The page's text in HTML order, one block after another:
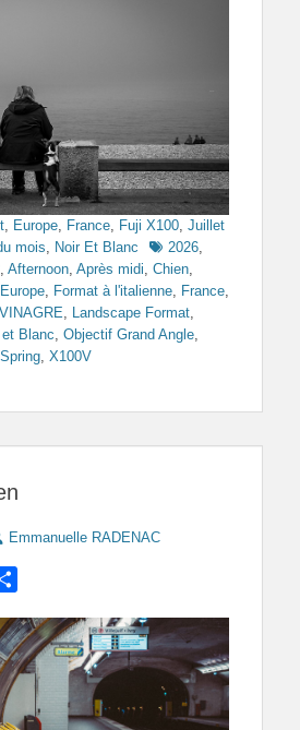
, Europe, France, Fuji X100, Juillet
mois, Noir Et Blanc Tags2026,
, Afternoon, Après midi, Chien,
Europe, Format à l'italienne, France,
, Landscape Format,
et Blanc, Objectif Grand Angle,
Spring, X100V
Emmanuelle RADENAC